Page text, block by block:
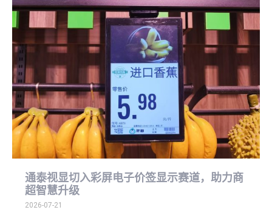
通泰视显切入彩屏电子价签显示赛道，助力商
超智慧升级
2026-07-21